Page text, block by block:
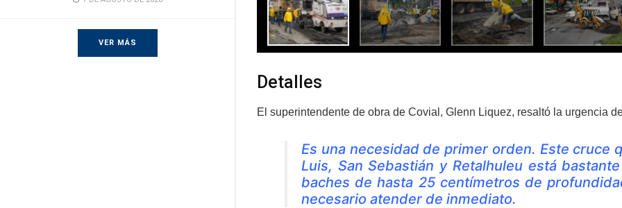
VER MÁS
Detalles
El superintendente de obra de Covial, Glenn Liquez, resaltó la urgencia
Es una necesidad de primer orden. Este cruce
Luis, San Sebastián y Retalhuleu está
baches de hasta 25 centímetros de
necesario atender de inmediato.